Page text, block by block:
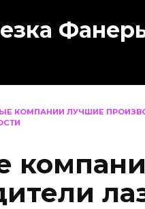
КОМПАНИИ ЛУЧШИЕ